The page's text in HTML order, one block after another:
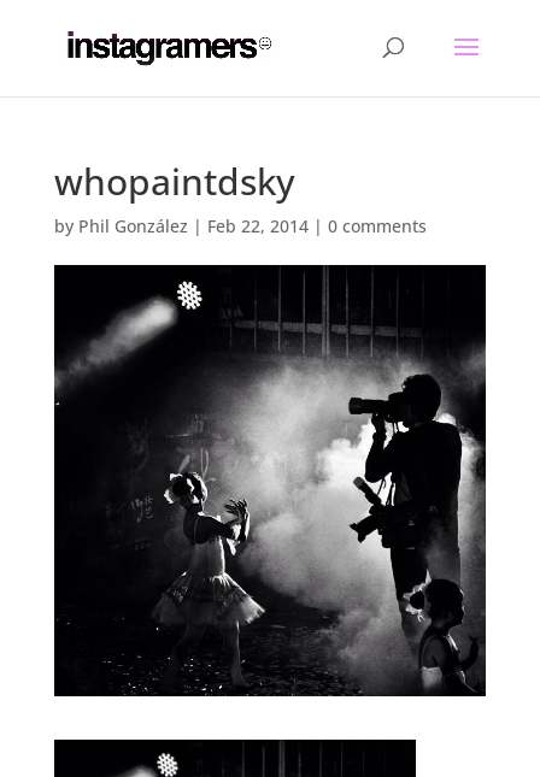
whopaintdsky
by Phil González | Feb 22, 2014| 0 comments